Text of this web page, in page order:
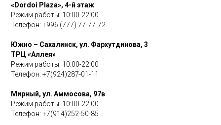
«Dordoi Plaza», 4-й этаж
Режим работы: 10:00-22:00
Телефон:+996 (777) 77-77-72
Южно – Сахалинск, ул. Фархутдинова, 3
ТРЦ «Аллея»
Режим работы: 10:00-22:00
Телефон:+7(924)287-01-11
Мирный, ул. Аммосова, 97в
Режим работы: 10:00-22:00
Телефон: +7(914)252-50-85